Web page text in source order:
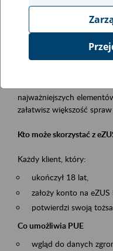
obsługa klientów
Opis wydarzenia
Platforma Usług
najważniejszych
załatwisz większość
Kto może skorzystać z
Każdy klient, który:
ukończył 18 lat,
założy konto na eZUS
potwierdzi swoją
Co umożliwia PUE
wgląd do danych